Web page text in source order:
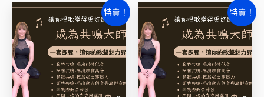
特賣！
原
始
價
格：
NT$3,000。
目
前
價
格：
NT$2,000。
特賣！
原
始
價
格：
NT$3,000。
目
前
價
格：